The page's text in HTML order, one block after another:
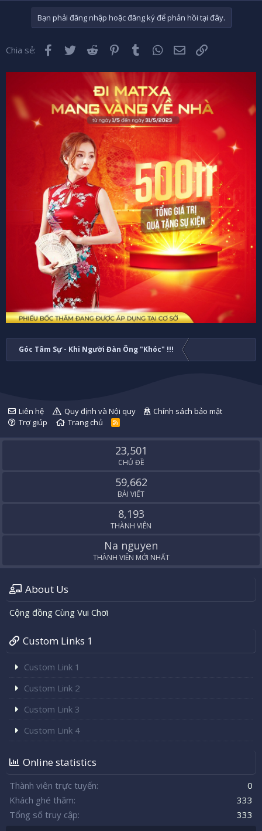
Bạn phải đăng nhập hoặc đăng ký để phản hồi tại đây.
Chia sẻ: Facebook
Twitter Reddit Pinterest
Tumblr WhatsApp
Email
Góc Tâm Sự - Khi Người Đàn Ông "Khóc" !!!
Liên hệ Quy định và Nội quy
Chính sách bảo mật
Trợ giúp
Trang chủ
R
S
23,501
CHỦ ĐỀ
59,662
BÀI VIẾT
8,193
THÀNH VIÊN
Na nguyen
THÀNH VIÊN MỚI NHẤT
About Us
Cộng đồng Cùng Vui Chơi
Custom Links 1
Custom Link 1
Custom Link 2
Custom Link 3
Custom Link 4
Online statistics
Thành viên trực tuyến
0
Khách ghé thăm
333
Tổng số truy cập
333